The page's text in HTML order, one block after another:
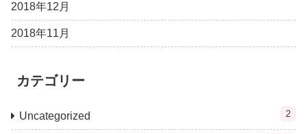
2018年12月
2018年11月
カテゴリー
Uncategorized 2